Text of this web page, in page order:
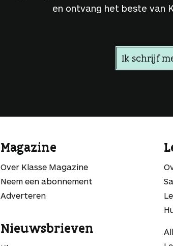
en ontvang het beste van
Ik schrijf
Magazine
Over Klasse Magazine
Neem een abonnement
Adverteren
Nieuwsbrieven